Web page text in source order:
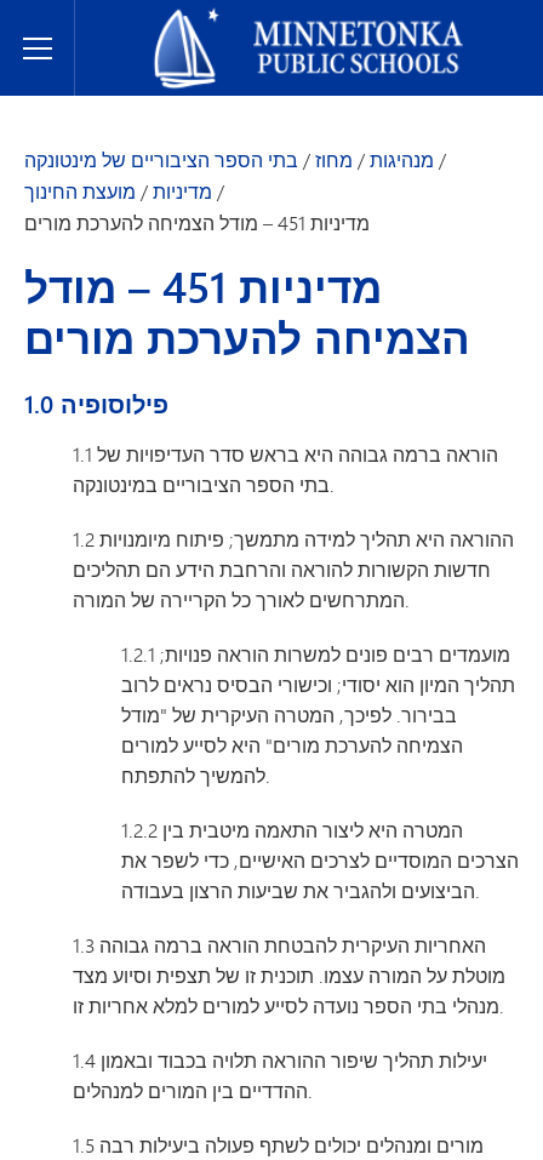
Toggle Menu
בתי הספר הציבוריים של מינטונקה
בתי הספר הציבוריים של מינטונקה /מחוז /מנהיגות /
מועצת החינוך /מדיניות /
מדיניות 451 – מודל הצמיחה להערכת מורים
מדיניות 451 – מודל
הצמיחה להערכת מורים
1.0 פילוסופיה
1.1 הוראה ברמה גבוהה היא בראש סדר העדיפויות של
בתי הספר הציבוריים במינטונקה.
1.2 ההוראה היא תהליך למידה מתמשך; פיתוח מיומנויות
חדשות הקשורות להוראה והרחבת הידע הם תהליכים
המתרחשים לאורך כל הקריירה של המורה.
1.2.1 מועמדים רבים פונים למשרות הוראה פנויות;
תהליך המיון הוא יסודי; וכישורי הבסיס נראים לרוב
בבירור. לפיכך, המטרה העיקרית של "מודל
הצמיחה להערכת מורים" היא לסייע למורים
להמשיך להתפתח.
1.2.2 המטרה היא ליצור התאמה מיטבית בין
הצרכים המוסדיים לצרכים האישיים, כדי לשפר את
הביצועים ולהגביר את שביעות הרצון בעבודה.
1.3 האחריות העיקרית להבטחת הוראה ברמה גבוהה
מוטלת על המורה עצמו. תוכנית זו של תצפית וסיוע מצד
מנהלי בתי הספר נועדה לסייע למורים למלא אחריות זו.
1.4 יעילות תהליך שיפור ההוראה תלויה בכבוד ובאמון
ההדדיים בין המורים למנהלים.
1.5 מורים ומנהלים יכולים לשתף פעולה ביעילות רבה